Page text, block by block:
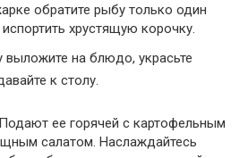
обратите рыбу только один
хрустящую корочку.
выложите на блюдо, украсьте
к столу.
ее горячей с картофельным
салатом. Наслаждайтесь